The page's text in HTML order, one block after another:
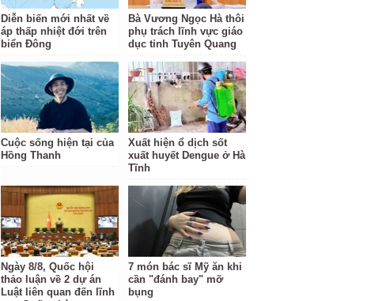
Diễn biến mới nhất về
áp thấp nhiệt đới trên
biển Đông
Bà Vương Ngọc Hà thôi
phụ trách lĩnh vực giáo
dục tỉnh Tuyên Quang
Cuộc sống hiện tại của
Hồng Thanh
Xuất hiện ổ dịch sốt
xuất huyết Dengue ở Hà
Tĩnh
Ngày 8/8, Quốc hội
thảo luận về 2 dự án
Luật liên quan đến lĩnh
7 món bác sĩ Mỹ ăn khi
cần "đánh bay" mỡ
bụng